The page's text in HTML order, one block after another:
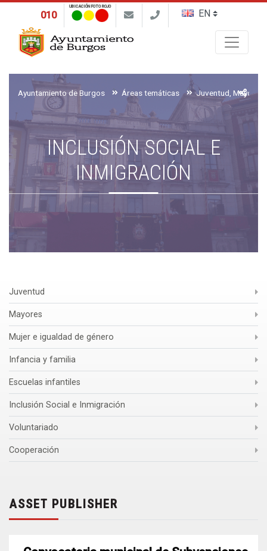
010
UBICACIÓN FOTO ROJO
Ayuntamiento de Burgos Áreas temáticas
INCLUSIÓN SOCIAL E
INMIGRACIÓN
Juventud
Mayores
Mujer e igualdad de género
Infancia y familia
Escuelas infantiles
Inclusión Social e Inmigración
Voluntariado
Cooperación
ASSET PUBLISHER